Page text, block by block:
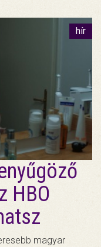
hír
HBO
magyar